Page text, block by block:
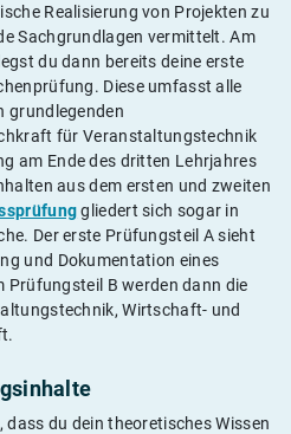
Realisierung von Projekten zu
Sachgrundlagen vermittelt. Am
du dann bereits deine erste
Diese umfasst alle
grundlegenden
für Veranstaltungstechnik
am Ende des dritten Lehrjahres
aus dem ersten und zweiten
gliedert sich sogar in
Der erste Prüfungsteil A sieht
und Dokumentation eines
Prüfungsteil B werden dann die
Wirtschaft- und
du dein theoretisches Wissen